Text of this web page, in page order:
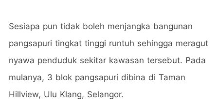
Sesiapa pun tidak boleh menjangka bangunan
pangsapuri tingkat tinggi runtuh sehingga meragut
nyawa penduduk sekitar kawasan tersebut. Pada
mulanya, 3 blok pangsapuri dibina di Taman
Hillview, Ulu Klang, Selangor.